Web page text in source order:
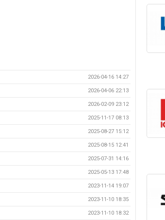
2026-04-16 14:27
2026-04-06 22:13
2026-02-09 23:12
2025-11-17 08:13
2025-08-27 15:12
2025-08-15 12:41
2025-07-31 14:16
2025-05-13 17:48
2023-11-14 19:07
2023-11-10 18:35
2023-11-10 18:32